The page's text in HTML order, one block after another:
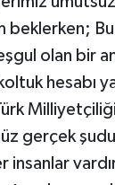
beklerken;
olan bir
hesabı
gerçek
insanlar